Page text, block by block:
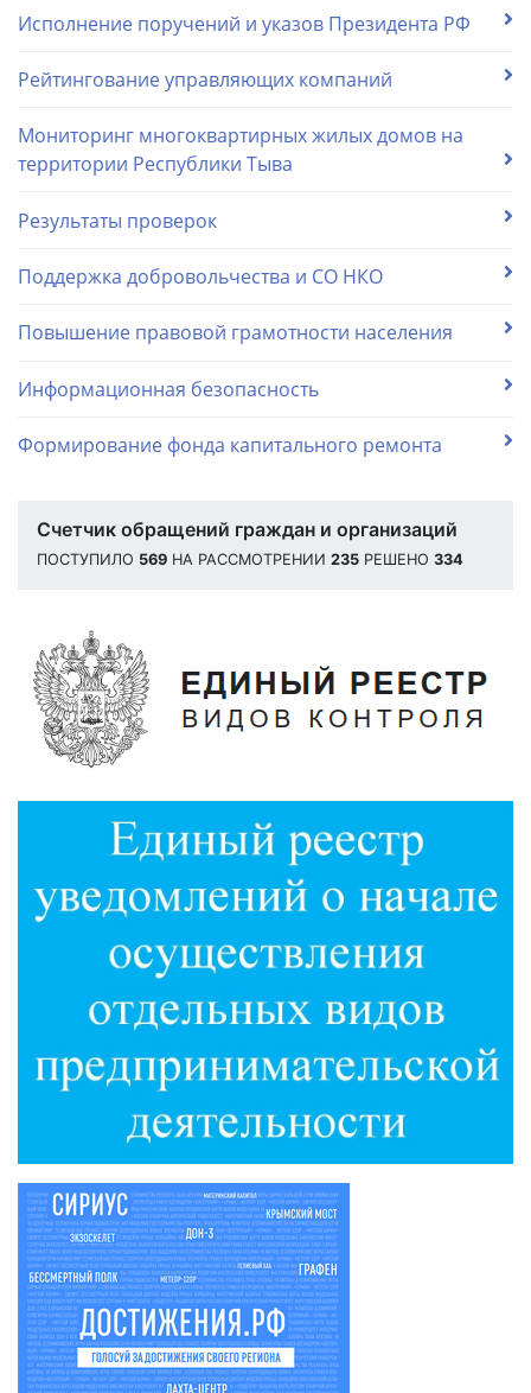
Исполнение поручений и указов Президента РФ
Рейтингование управляющих компаний
Мониторинг многоквартирных жилых домов на
территории Республики Тыва
Результаты проверок
Поддержка добровольчества и СО НКО
Повышение правовой грамотности населения
Информационная безопасность
Формирование фонда капитального ремонта
Счетчик обращений граждан и организаций
ПОСТУПИЛО 569 НА РАССМОТРЕНИИ 235 РЕШЕНО 334